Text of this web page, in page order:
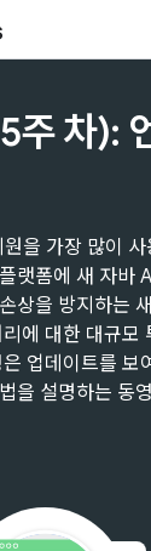
차):
을 가장 많이
랫폼에 새 자바
상을 방지하는
에 대한 대규모
업데이트를 보
을 설명하는 동